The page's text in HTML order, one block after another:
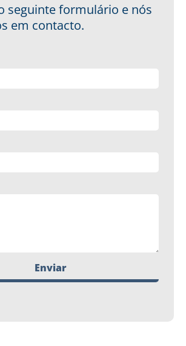
seguinte formulário e nós
em contacto.
Enviar